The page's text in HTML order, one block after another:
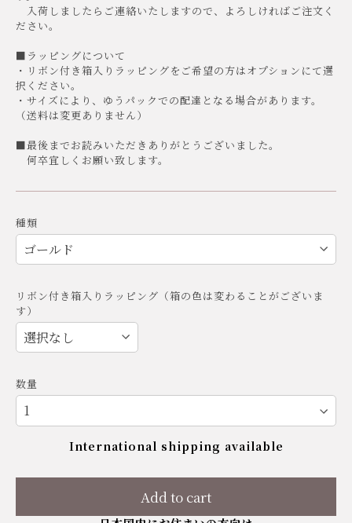
入荷しましたらご連絡いたしますので、よろしければご注文く
ださい。
■ラッピングについて
・リボン付き箱入りラッピングをご希望の方はオプションにて選
択ください。
・サイズにより、ゆうパックでの配達となる場合があります。
（送料は変更ありません）
■最後までお読みいただきありがとうございました。
何卒宜しくお願い致します。
種類
リボン付き箱入りラッピング（箱の色は変わることがございま
す）
数量
International shipping available
Add to cart